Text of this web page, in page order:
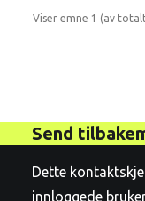
Viser emne 1 (av
Send
Dette
innloggede